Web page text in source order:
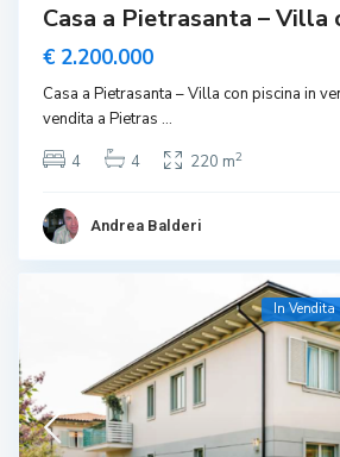
Casa a Pietrasanta – Villa
€ 2.200.000
Casa a Pietrasanta – Villa con piscina in
vendita a Pietras...
4
4 220 m2
Andrea Balderi
In Vendita